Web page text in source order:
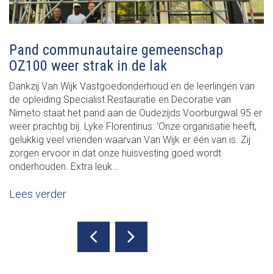
Pand communautaire gemeenschap
OZ100 weer strak in de lak
Dankzij Van Wijk Vastgoedonderhoud en de leerlingen van
de opleiding Specialist Restauratie en Decoratie van
Nimeto staat het pand aan de Oudezijds Voorburgwal 95 er
weer prachtig bij. Lyke Florentinus: 'Onze organisatie heeft,
gelukkig veel vrienden waarvan Van Wijk er één van is. Zij
zorgen ervoor in dat onze huisvesting goed wordt
onderhouden. Extra leuk…
Lees verder